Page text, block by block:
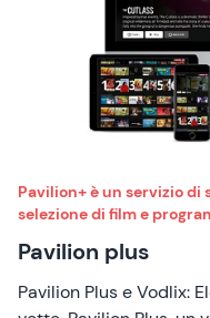
Pavilion+ è un servizio
selezione di film e
Pavilion plus
Pavilion Plus e Vodlix: